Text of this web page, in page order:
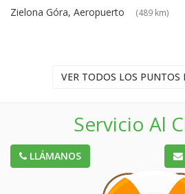
Zielona Góra, Aeropuerto (489 km)
VER TODOS LOS PUNTOS
Servicio Al
LLÁMANOS